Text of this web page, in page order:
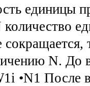
единицы
сокращается,
N. До
•N1 После